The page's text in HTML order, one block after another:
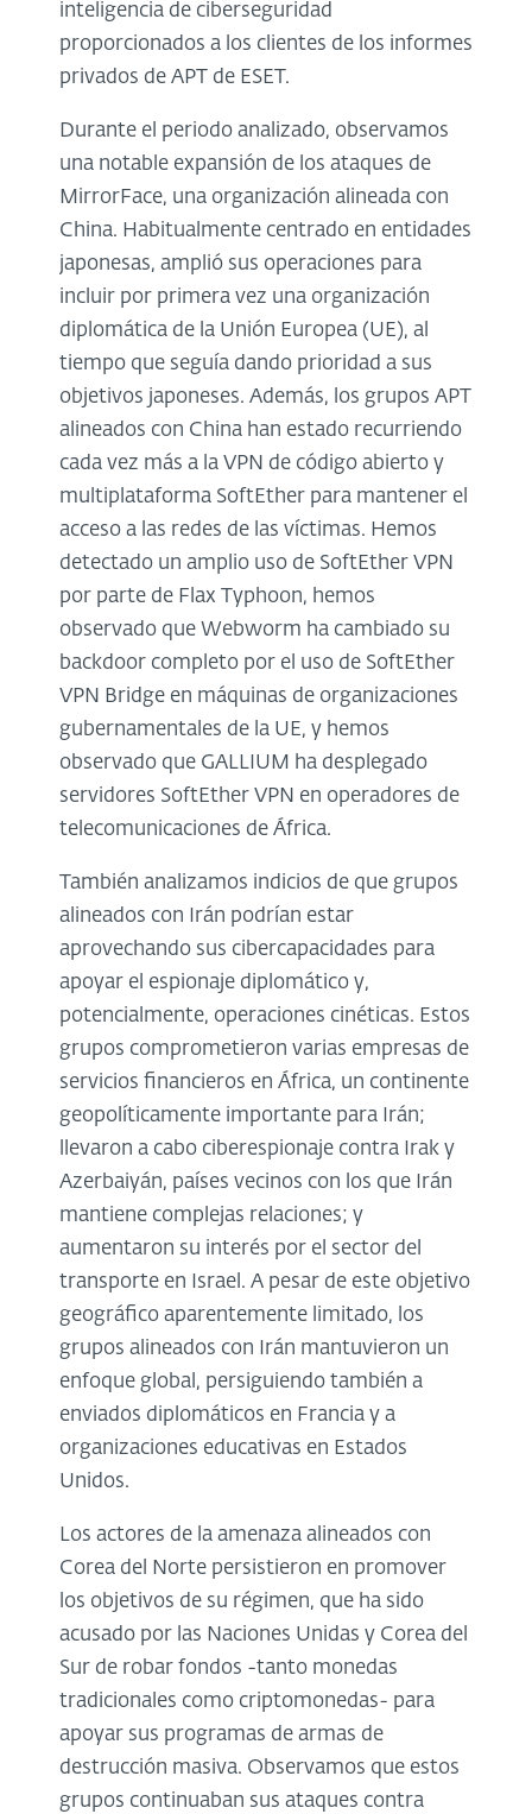
inteligencia de ciberseguridad
proporcionados a los clientes de los informes
privados de APT de ESET.
Durante el periodo analizado, observamos
una notable expansión de los ataques de
MirrorFace, una organización alineada con
China. Habitualmente centrado en entidades
japonesas, amplió sus operaciones para
incluir por primera vez una organización
diplomática de la Unión Europea (UE), al
tiempo que seguía dando prioridad a sus
objetivos japoneses. Además, los grupos APT
alineados con China han estado recurriendo
cada vez más a la VPN de código abierto y
multiplataforma SoftEther para mantener el
acceso a las redes de las víctimas. Hemos
detectado un amplio uso de SoftEther VPN
por parte de Flax Typhoon, hemos
observado que Webworm ha cambiado su
backdoor completo por el uso de SoftEther
VPN Bridge en máquinas de organizaciones
gubernamentales de la UE, y hemos
observado que GALLIUM ha desplegado
servidores SoftEther VPN en operadores de
telecomunicaciones de África.
También analizamos indicios de que grupos
alineados con Irán podrían estar
aprovechando sus cibercapacidades para
apoyar el espionaje diplomático y,
potencialmente, operaciones cinéticas. Estos
grupos comprometieron varias empresas de
servicios financieros en África, un continente
geopolíticamente importante para Irán;
llevaron a cabo ciberespionaje contra Irak y
Azerbaiyán, países vecinos con los que Irán
mantiene complejas relaciones; y
aumentaron su interés por el sector del
transporte en Israel. A pesar de este objetivo
geográfico aparentemente limitado, los
grupos alineados con Irán mantuvieron un
enfoque global, persiguiendo también a
enviados diplomáticos en Francia y a
organizaciones educativas en Estados
Unidos.
Los actores de la amenaza alineados con
Corea del Norte persistieron en promover
los objetivos de su régimen, que ha sido
acusado por las Naciones Unidas y Corea del
Sur de robar fondos -tanto monedas
tradicionales como criptomonedas- para
apoyar sus programas de armas de
destrucción masiva. Observamos que estos
grupos continuaban sus ataques contra